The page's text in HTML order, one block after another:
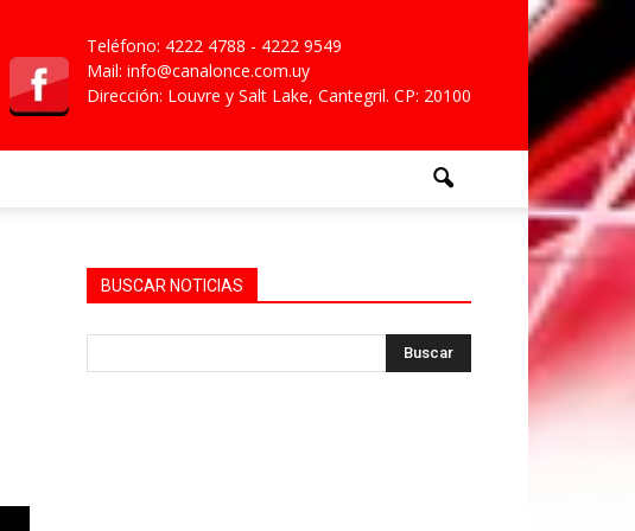
Teléfono: 4222 4788 - 4222 9549
Mail: info@canalonce.com.uy
Dirección: Louvre y Salt Lake, Cantegril. CP: 20100
BUSCAR NOTICIAS